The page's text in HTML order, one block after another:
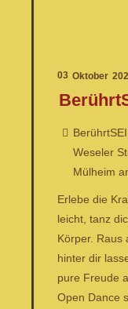
03 Oktober
Weseler
Mülheim
Erlebe die
leicht, tanz
Körper. Raus
hinter dir
pure Freude
Open Dance